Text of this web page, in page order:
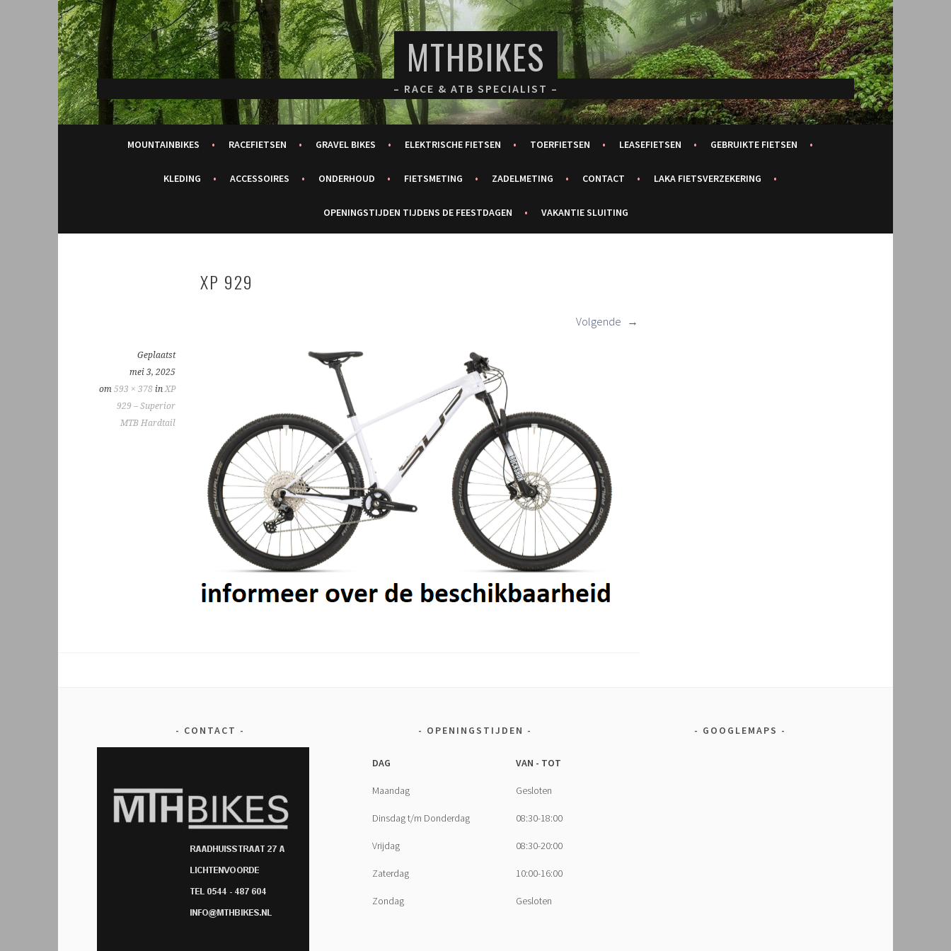
Spring
naar
inhoud
MTHBIKES
– RACE & ATB SPECIALIST –
MOUNTAINBIKES RACEFIETSEN GRAVEL BIKES ELEKTRISCHE FIETSEN TOERFIETSEN LEASEFIETSEN GEBRUIKTE FIETSEN
KLEDING ACCESSOIRES ONDERHOUD FIETSMETING ZADELMETING CONTACT LAKA FIETSVERZEKERING
OPENINGSTIJDEN TIJDENS DE FEESTDAGEN VAKANTIE SLUITING
XP 929
Volgende
Geplaatst
mei 3, 2025
om 593 × 378 inXP
929 – Superior
MTB Hardtail
CONTACT OPENINGSTIJDEN
DAG VAN - TOT
Maandag Gesloten
Dinsdag t/m Donderdag 08:30-18:00
Vrijdag 08:30-20:00
Zaterdag 10:00-16:00
Zondag Gesloten
GOOGLEMAPS